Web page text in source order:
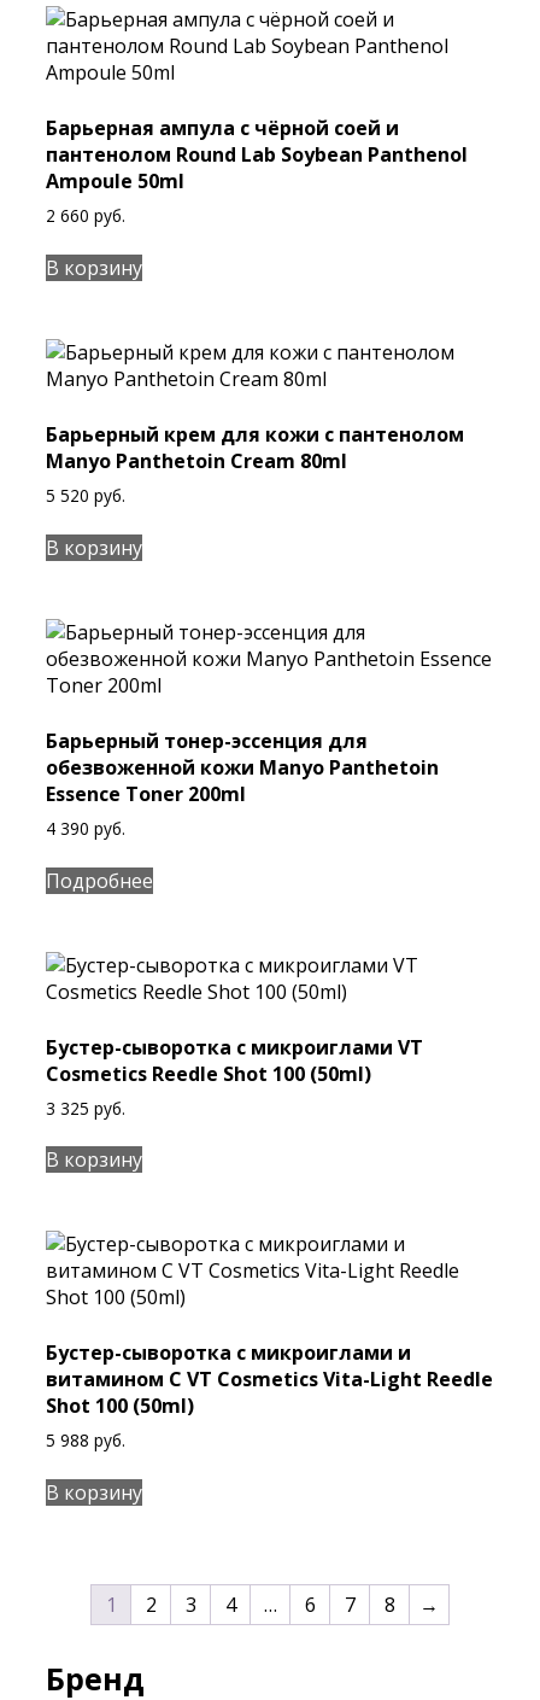
Барьерная ампула с чёрной соей и
пантенолом Round Lab Soybean Panthenol
Ampoule 50ml
2 660 руб.
В корзину
Барьерный крем для кожи с пантенолом
Manyo Panthetoin Cream 80ml
5 520 руб.
В корзину
Барьерный тонер-эссенция для
обезвоженной кожи Manyo Panthetoin
Essence Toner 200ml
4 390 руб.
Подробнее
Бустер-сыворотка с микроиглами VT
Cosmetics Reedle Shot 100 (50ml)
3 325 руб.
В корзину
Бустер-сыворотка с микроиглами и
витамином C VT Cosmetics Vita-Light Reedle
Shot 100 (50ml)
5 988 руб.
В корзину
1 2 3 4 … 6 7 8 →
Бренд